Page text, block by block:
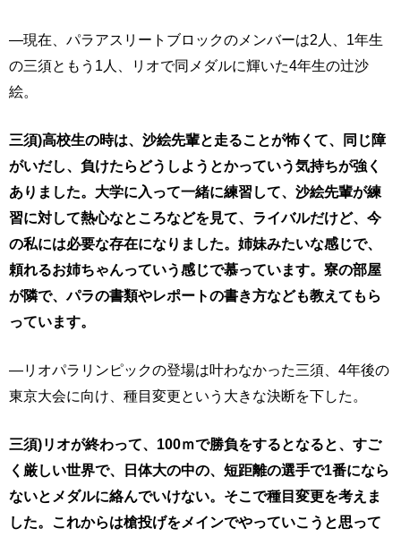
―現在、パラアスリートブロックのメンバーは2人、1年生
の三須ともう1人、リオで同メダルに輝いた4年生の辻沙
絵。
三須)高校生の時は、沙絵先輩と走ることが怖くて、同じ障
がいだし、負けたらどうしようとかっていう気持ちが強く
ありました。大学に入って一緒に練習して、沙絵先輩が練
習に対して熱心なところなどを見て、ライバルだけど、今
の私には必要な存在になりました。姉妹みたいな感じで、
頼れるお姉ちゃんっていう感じで慕っています。寮の部屋
が隣で、パラの書類やレポートの書き方なども教えてもら
っています。
―リオパラリンピックの登場は叶わなかった三須、4年後の
東京大会に向け、種目変更という大きな決断を下した。
三須)リオが終わって、100ｍで勝負をするとなると、すご
く厳しい世界で、日体大の中の、短距離の選手で1番になら
ないとメダルに絡んでいけない。そこで種目変更を考えま
した。これからは槍投げをメインでやっていこうと思って